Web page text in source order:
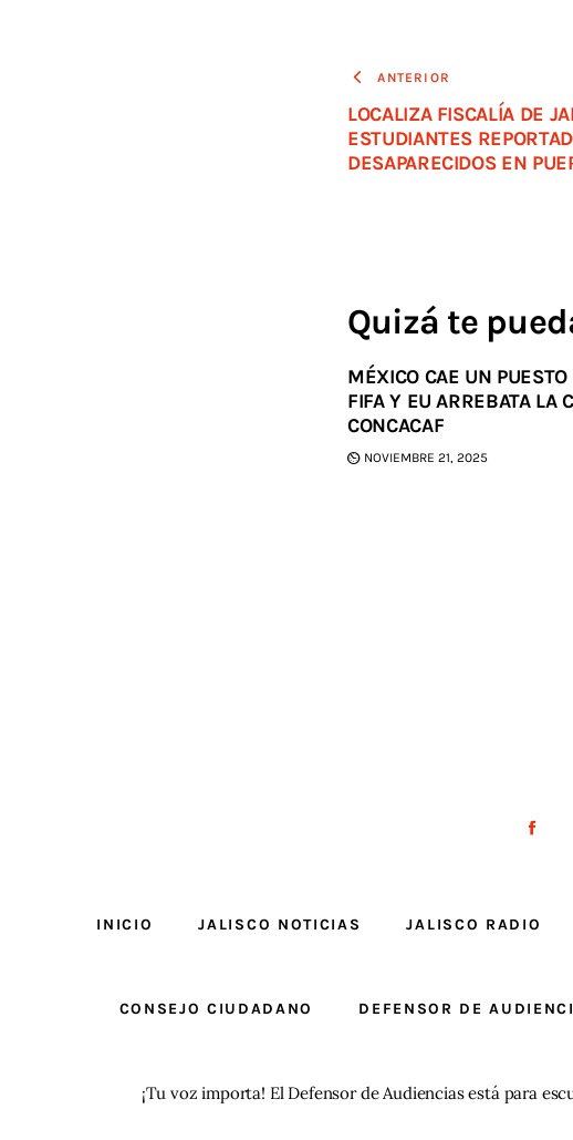
ANTERIOR
LOCALIZA FISCALÍA DE
ESTUDIANTES
DESAPARECIDOS EN
Quizá te
MÉXICO CAE UN
FIFA Y EU ARREBATA LA
CONCACAF
NOVIEMBRE 21, 2025
INICIO JALISCO NOTICIAS JALISCO RADIO
CONSEJO CIUDADANO DEFENSOR DE
¡Tu voz importa! El Defensor de Audiencias está para